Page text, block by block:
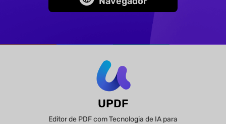
UPDF
Editor de PDF com Tecnologia de IA para